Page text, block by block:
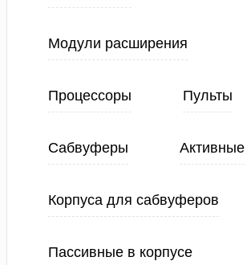
Модули расширения
Процессоры Пульты
Сабвуферы Активные
Корпуса для сабвуферов
Пассивные в корпусе